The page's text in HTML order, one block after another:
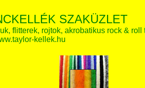
SZAKÜZLET
flitterek, rojtok, akrobatikus rock &
kellek.hu